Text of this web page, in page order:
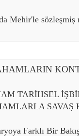
Mehir'le
TARİHSEL
SAVAŞ
Farklı Bir